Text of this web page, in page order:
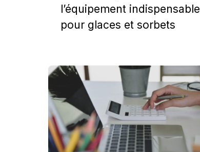
l’équipement indispensable
pour glaces et sorbets